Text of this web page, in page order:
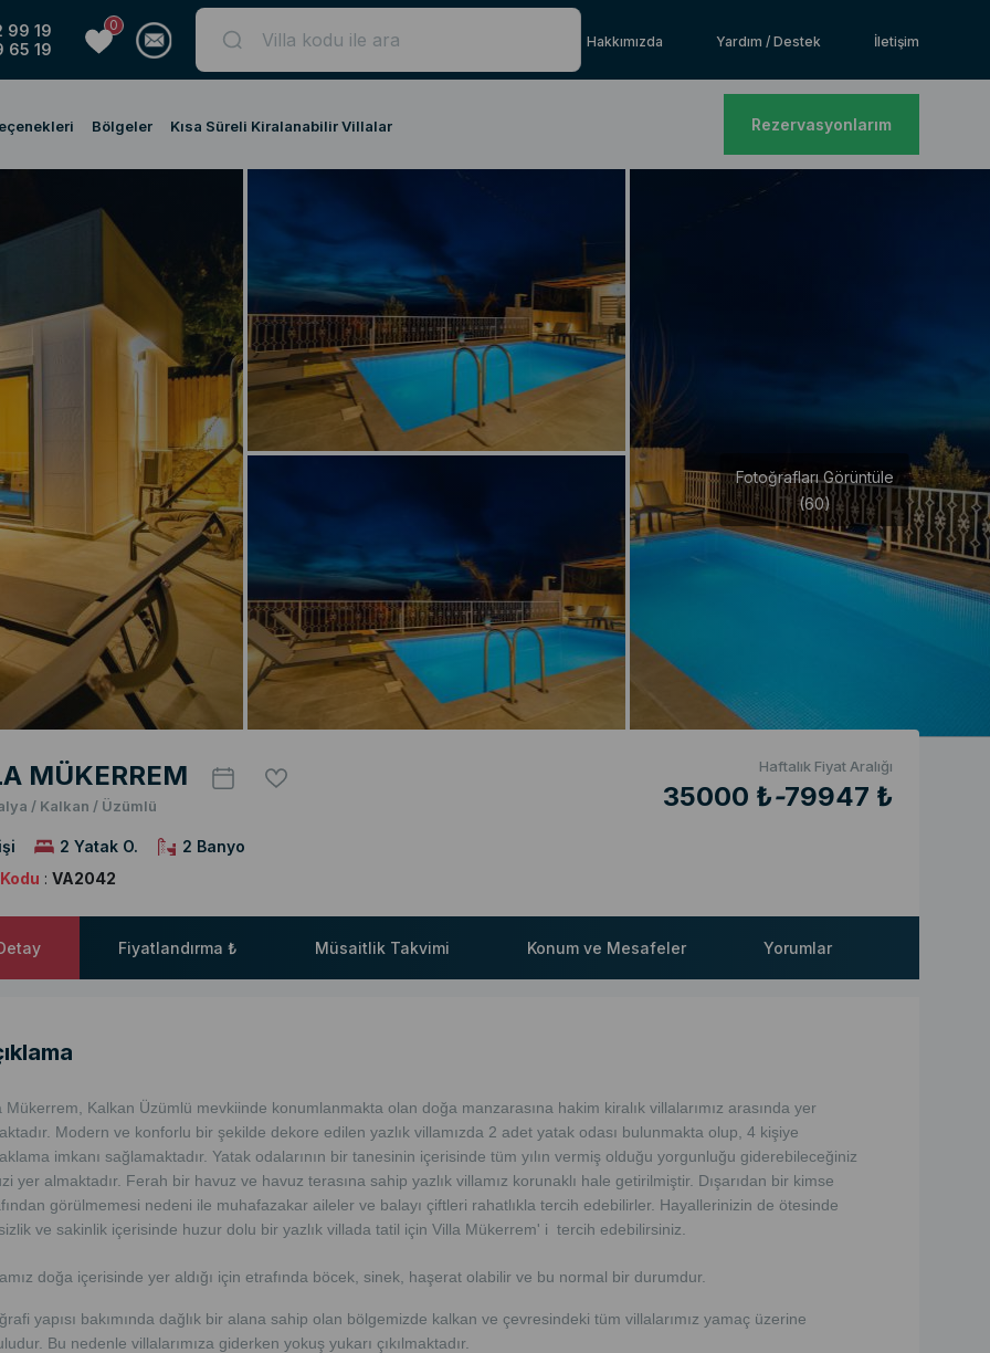
99 19
65 19
0
Hakkımızda
Yardım / Destek İletişim
Bölgeler Kısa Süreli Kiralanabilir Villalar Rezervasyonlarım
Fotoğrafları Görüntüle
(60)
MÜKERREM
/ Kalkan / Üzümlü
Haftalık Fiyat Aralığı
35000 ₺-79947 ₺
2 Yatak O.
2 Banyo
: VA2042
Fiyatlandırma ₺ Müsaitlik Takvimi Konum ve Mesafeler Yorumlar
Mükerrem, Kalkan Üzümlü mevkiinde konumlanmakta olan doğa manzarasına hakim kiralık villalarımız arasında yer
Modern ve konforlu bir şekilde dekore edilen yazlık villamızda 2 adet yatak odası bulunmakta olup, 4 kişiye
imkanı sağlamaktadır. Yatak odalarının bir tanesinin içerisinde tüm yılın vermiş olduğu yorgunluğu giderebileceğiniz
yer almaktadır. Ferah bir havuz ve havuz terasına sahip yazlık villamız korunaklı hale getirilmiştir. Dışarıdan bir kimse
görülmemesi nedeni ile muhafazakar aileler ve balayı çiftleri rahatlıkla tercih edebilirler. Hayallerinizin de ötesinde
ve sakinlik içerisinde huzur dolu bir yazlık villada tatil için Villa Mükerrem' i tercih edebilirsiniz.
doğa içerisinde yer aldığı için etrafında böcek, sinek, haşerat olabilir ve bu normal bir durumdur.
yapısı bakımında dağlık bir alana sahip olan bölgemizde kalkan ve çevresindeki tüm villalarımız yamaç üzerine
Bu nedenle villalarımıza giderken yokuş yukarı çıkılmaktadır.